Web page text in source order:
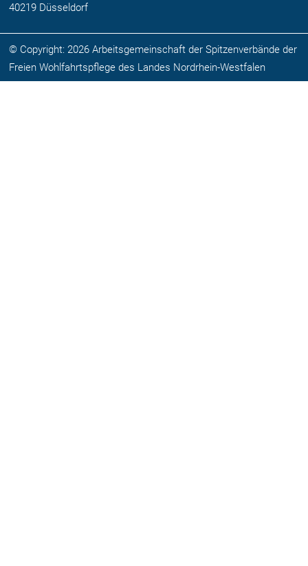
40219 Düsseldorf
© Copyright: 2026 Arbeitsgemeinschaft der Spitzenverbände der
Freien Wohlfahrtspflege des Landes Nordrhein-Westfalen